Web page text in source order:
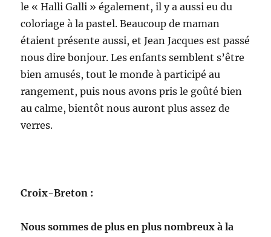
le « Halli Galli » également, il y a aussi eu du
coloriage à la pastel. Beaucoup de maman
étaient présente aussi, et Jean Jacques est passé
nous dire bonjour. Les enfants semblent s’être
bien amusés, tout le monde à participé au
rangement, puis nous avons pris le goûté bien
au calme, bientôt nous auront plus assez de
verres.
Croix-Breton :
Nous sommes de plus en plus nombreux à la